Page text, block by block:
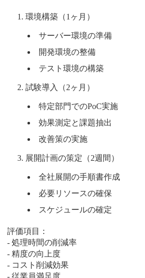
環境構築（1ヶ月）
サーバー環境の準備
開発環境の整備
テスト環境の構築
試験導入（2ヶ月）
特定部門でのPoC実施
効果測定と課題抽出
改善策の実施
展開計画の策定（2週間）
全社展開の手順書作成
必要リソースの確保
スケジュールの確定
評価項目：
- 処理時間の削減率
- 精度の向上度
- コスト削減効果
- 従業員満足度